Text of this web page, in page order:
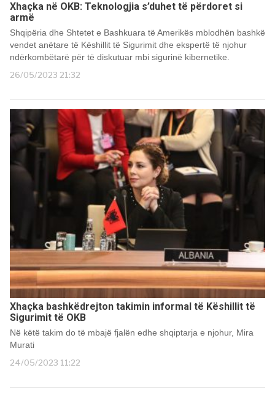
Xhaçka në OKB: Teknologjia s’duhet të përdoret si
armë
Shqipëria dhe Shtetet e Bashkuara të Amerikës mblodhën bashkë
vendet anëtare të Këshillit të Sigurimit dhe ekspertë të njohur
ndërkombëtarë për të diskutuar mbi sigurinë kibernetike.
26/05/2023 21:32
Xhaçka bashkëdrejton takimin informal të Këshillit të
Sigurimit të OKB
Në këtë takim do të mbajë fjalën edhe shqiptarja e njohur, Mira
Murati
24/05/2023 11:22